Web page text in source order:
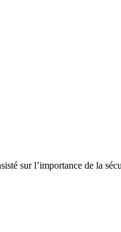
sur l’importance de la